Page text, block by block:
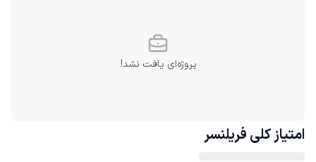
پروژه‌ای یافت نشد!
امتیاز کلی فریلنسر